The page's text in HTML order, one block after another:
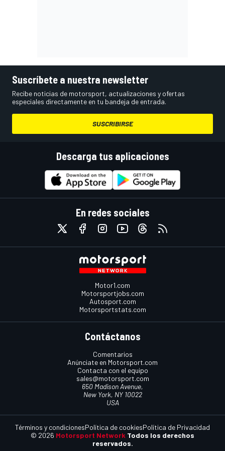
Suscríbete a nuestra newsletter
Recibe noticias de motorsport, actualizaciones y ofertas
especiales directamente en tu bandeja de entrada.
SUSCRIBIRSE
Descarga tus aplicaciones
En redes sociales
Motor1.com
Motorsportjobs.com
Autosport.com
Motorsportstats.com
Contáctanos
Comentarios
Anúnciate en Motorsport.com
Contacta con el equipo
sales@motorsport.com
650 Madison Avenue,
New York, NY 10022
USA
© 2026 Motorsport Network Todos los derechos
reservados.
Términos y condicionesPolítica de cookiesPolítica de Privacidad